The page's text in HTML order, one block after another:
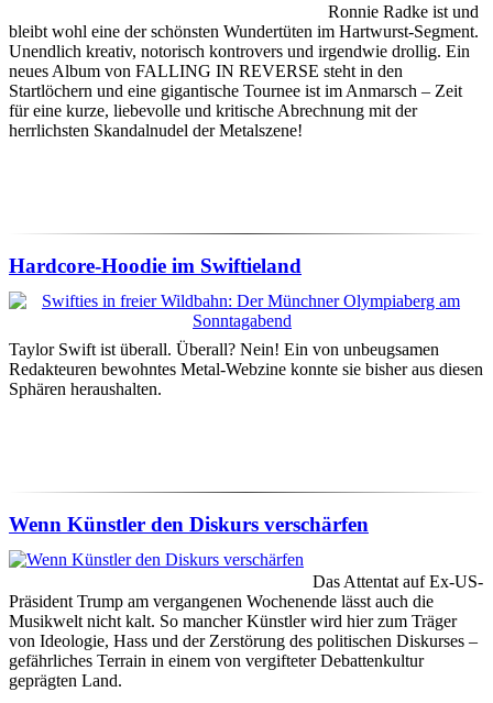
Ronnie Radke ist und
bleibt wohl eine der schönsten Wundertüten im Hartwurst-Segment.
Unendlich kreativ, notorisch kontrovers und irgendwie drollig. Ein
neues Album von FALLING IN REVERSE steht in den
Startlöchern und eine gigantische Tournee ist im Anmarsch – Zeit
für eine kurze, liebevolle und kritische Abrechnung mit der
herrlichsten Skandalnudel der Metalszene!
Hardcore-Hoodie im Swiftieland
Taylor Swift ist überall. Überall? Nein! Ein von unbeugsamen
Redakteuren bewohntes Metal-Webzine konnte sie bisher aus diesen
Sphären heraushalten.
Wenn Künstler den Diskurs verschärfen
Das Attentat auf Ex-US-
Präsident Trump am vergangenen Wochenende lässt auch die
Musikwelt nicht kalt. So mancher Künstler wird hier zum Träger
von Ideologie, Hass und der Zerstörung des politischen Diskurses –
gefährliches Terrain in einem von vergifteter Debattenkultur
geprägten Land.